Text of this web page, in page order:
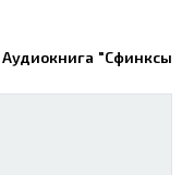
Аудиокнига "Сфинксы